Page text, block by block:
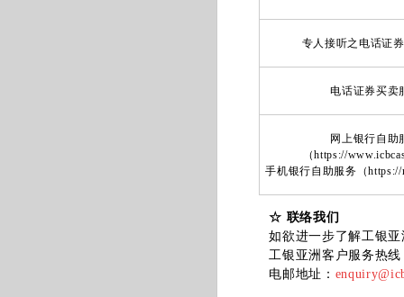
专人接听之电话证
电话证券买卖
网上银行自助
（https://
手机银行自助服务（https://
☆ 联络我们
如欲进一步了解工银亚
工银亚洲客户服务热线：
电邮地址：